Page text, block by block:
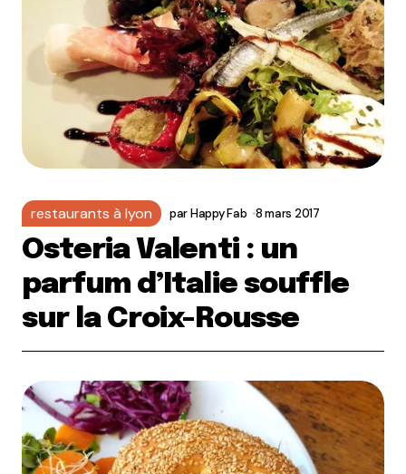
restaurants à lyon parHappy Fab 8 mars 2017
Osteria Valenti : un
parfum d’Italie souffle
sur la Croix-Rousse